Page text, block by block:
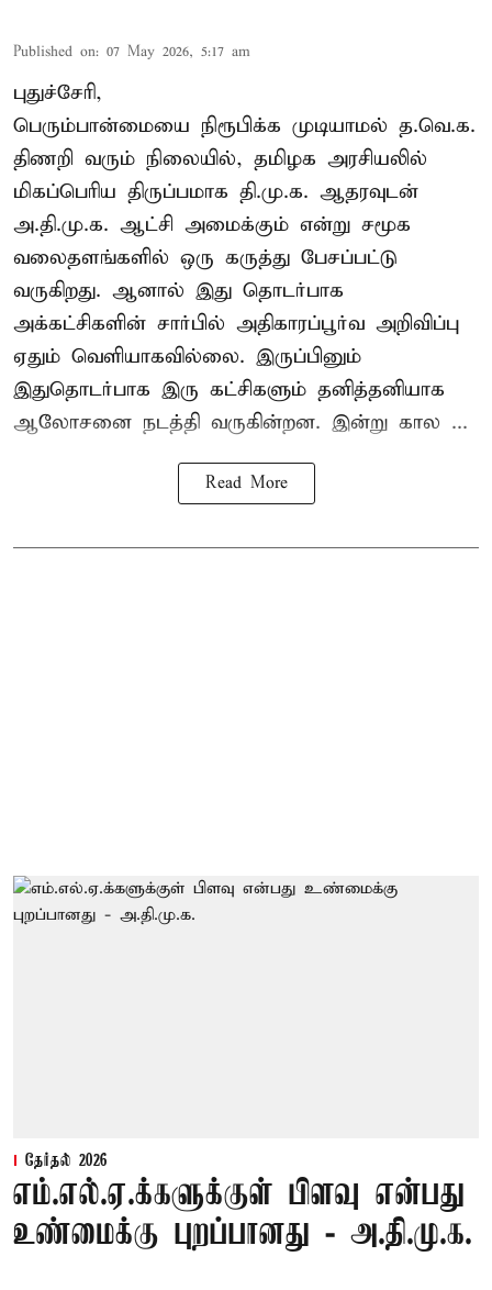
Published on: 07 May 2026, 5:17 am
புதுச்சேரி,
பெரும்பான்மையை நிரூபிக்க முடியாமல் த.வெ.க.
திணறி வரும் நிலையில், தமிழக அரசியலில்
மிகப்பெரிய திருப்பமாக தி.மு.க. ஆதரவுடன்
அ.தி.மு.க. ஆட்சி அமைக்கும் என்று சமூக
வலைதளங்களில் ஒரு கருத்து பேசப்பட்டு
வருகிறது. ஆனால் இது தொடர்பாக
அக்கட்சிகளின் சார்பில் அதிகாரப்பூர்வ அறிவிப்பு
ஏதும் வெளியாகவில்லை. இருப்பினும்
இதுதொடர்பாக இரு கட்சிகளும் தனித்தனியாக
ஆலோசனை நடத்தி வருகின்றன. இன்று கால ...
Read More
தேர்தல் 2026
எம்.எல்.ஏ.க்களுக்குள் பிளவு என்பது
உண்மைக்கு புறப்பானது - அ.தி.மு.க.